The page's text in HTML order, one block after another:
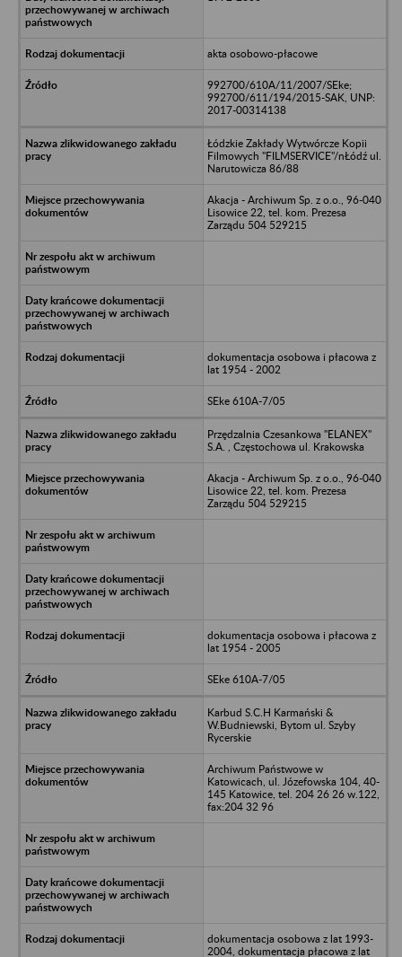
akta osobowo-płacowe
992700/610A/11/2007/SEke;
992700/611/194/2015-SAK, UNP:
2017-00314138
Łódzkie Zakłady Wytwórcze Kopii
Filmowych "FILMSERVICE"/nŁódź ul.
Narutowicza 86/88
Akacja - Archiwum Sp. z o.o., 96-040
Lisowice 22, tel. kom. Prezesa
Zarządu 504 529215
dokumentacja osobowa i płacowa z
lat 1954 - 2002
SEke 610A-7/05
Przędzalnia Czesankowa "ELANEX"
S.A. , Częstochowa ul. Krakowska
Akacja - Archiwum Sp. z o.o., 96-040
Lisowice 22, tel. kom. Prezesa
Zarządu 504 529215
dokumentacja osobowa i płacowa z
lat 1954 - 2005
SEke 610A-7/05
Karbud S.C.H Karmański &
W.Budniewski, Bytom ul. Szyby
Rycerskie
Archiwum Państwowe w
Katowicach, ul. Józefowska 104, 40-
145 Katowice, tel. 204 26 26 w.122,
fax:204 32 96
dokumentacja osobowa z lat 1993-
2004, dokumentacja płacowa z lat